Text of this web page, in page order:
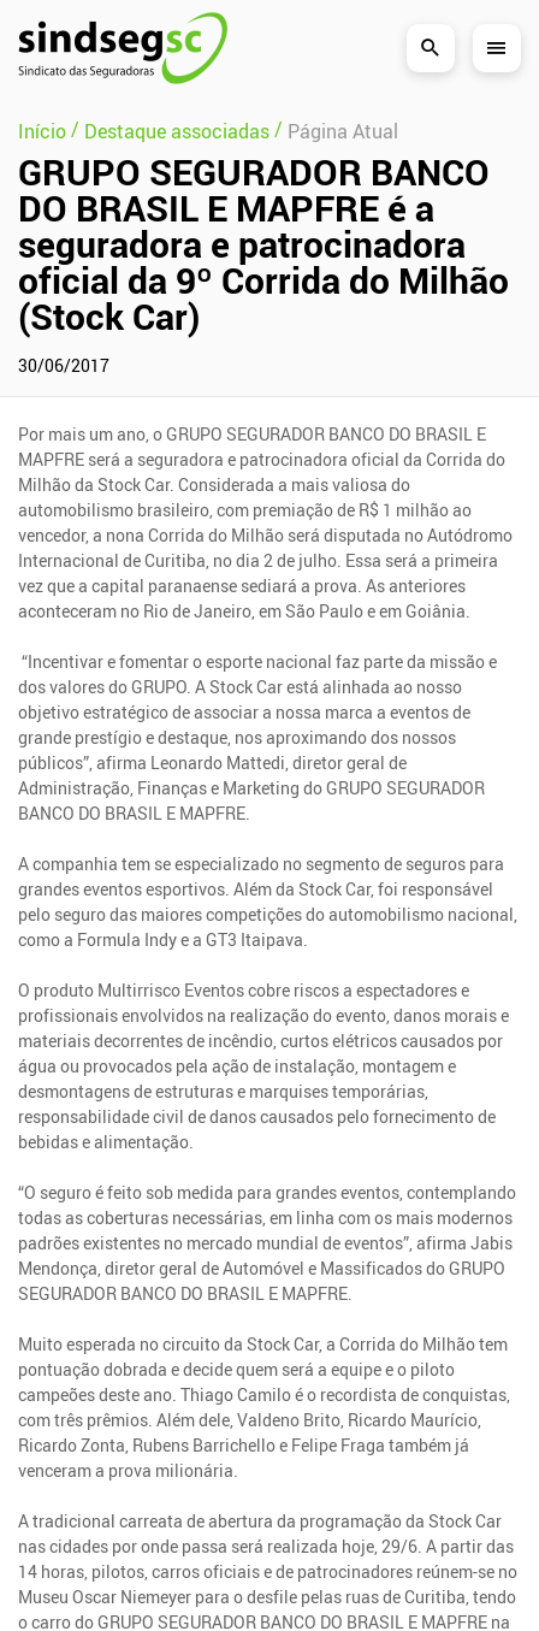
Pular Navegação (s)
Início/ Destaque associadas/ Página Atual
GRUPO SEGURADOR BANCO
DO BRASIL E MAPFRE é a
seguradora e patrocinadora
oficial da 9º Corrida do Milhão
(Stock Car)
30/06/2017
Por mais um ano, o GRUPO SEGURADOR BANCO DO BRASIL E
MAPFRE será a seguradora e patrocinadora oficial da Corrida do
Milhão da Stock Car. Considerada a mais valiosa do
automobilismo brasileiro, com premiação de R$ 1 milhão ao
vencedor, a nona Corrida do Milhão será disputada no Autódromo
Internacional de Curitiba, no dia 2 de julho. Essa será a primeira
vez que a capital paranaense sediará a prova. As anteriores
aconteceram no Rio de Janeiro, em São Paulo e em Goiânia.
“Incentivar e fomentar o esporte nacional faz parte da missão e
dos valores do GRUPO. A Stock Car está alinhada ao nosso
objetivo estratégico de associar a nossa marca a eventos de
grande prestígio e destaque, nos aproximando dos nossos
públicos”, afirma Leonardo Mattedi, diretor geral de
Administração, Finanças e Marketing do GRUPO SEGURADOR
BANCO DO BRASIL E MAPFRE.
A companhia tem se especializado no segmento de seguros para
grandes eventos esportivos. Além da Stock Car, foi responsável
pelo seguro das maiores competições do automobilismo nacional,
como a Formula Indy e a GT3 Itaipava.
O produto Multirrisco Eventos cobre riscos a espectadores e
profissionais envolvidos na realização do evento, danos morais e
materiais decorrentes de incêndio, curtos elétricos causados por
água ou provocados pela ação de instalação, montagem e
desmontagens de estruturas e marquises temporárias,
responsabilidade civil de danos causados pelo fornecimento de
bebidas e alimentação.
“O seguro é feito sob medida para grandes eventos, contemplando
todas as coberturas necessárias, em linha com os mais modernos
padrões existentes no mercado mundial de eventos”, afirma Jabis
Mendonça, diretor geral de Automóvel e Massificados do GRUPO
SEGURADOR BANCO DO BRASIL E MAPFRE.
Muito esperada no circuito da Stock Car, a Corrida do Milhão tem
pontuação dobrada e decide quem será a equipe e o piloto
campeões deste ano. Thiago Camilo é o recordista de conquistas,
com três prêmios. Além dele, Valdeno Brito, Ricardo Maurício,
Ricardo Zonta, Rubens Barrichello e Felipe Fraga também já
venceram a prova milionária.
A tradicional carreata de abertura da programação da Stock Car
nas cidades por onde passa será realizada hoje, 29/6. A partir das
14 horas, pilotos, carros oficiais e de patrocinadores reúnem-se no
Museu Oscar Niemeyer para o desfile pelas ruas de Curitiba, tendo
o carro do GRUPO SEGURADOR BANCO DO BRASIL E MAPFRE na